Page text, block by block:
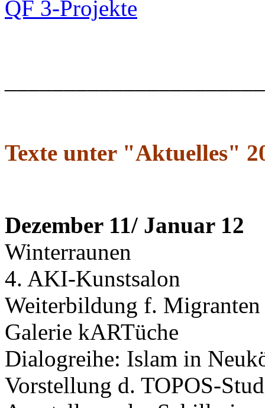
QF 3-Projekte
Texte unter "Aktuelles"
Dezember 11/ Januar 12
Winterraunen
4. AKI-Kunstsalon
Weiterbildung f. Migranten
Galerie kARTüche
Dialogreihe: Islam in
Vorstellung d. TOPOS-